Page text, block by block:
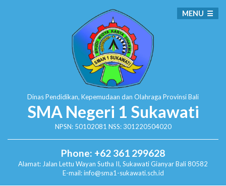
Dinas Pendidikan, Kepemudaan dan Olahraga Provinsi Bali
SMA Negeri 1 Sukawati
NPSN: 50102081 NSS: 301220504020
Phone: +62 361 299628
Alamat: Jalan Lettu Wayan Sutha II, SukawatiGianyar Bali 80582
E-mail: info@sma1-sukawati.sch.id
MENU